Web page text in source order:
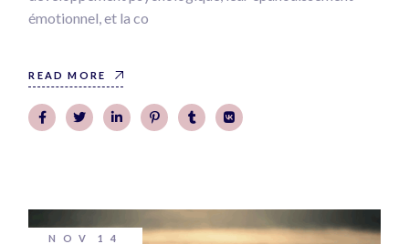
émotionnel, et la co
READ MORE
NOV 14